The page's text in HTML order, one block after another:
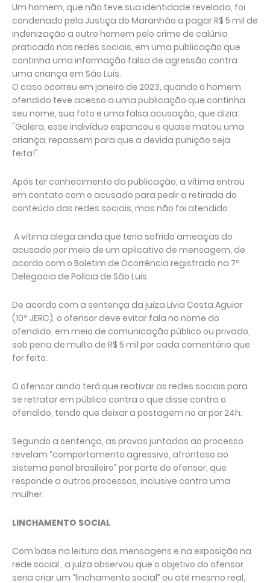
Um homem, que não teve sua identidade revelada, foi
condenado pela Justiça do Maranhão a pagar R$ 5 mil de
indenização a outro homem pelo crime de calúnia
praticado nas redes sociais, em uma publicação que
continha uma informação falsa de agressão contra
uma criança em São Luís.
O caso ocorreu em janeiro de 2023, quando o homem
ofendido teve acesso a uma publicação que continha
seu nome, sua foto e uma falsa acusação, que dizia:
"Galera, esse indivíduo espancou e quase matou uma
criança, repassem para que a devida punição seja
feita!".
Após ter conhecimento da publicação, a vítima entrou
em contato com o acusado para pedir a retirada do
conteúdo das redes sociais, mas não foi atendido.
A vítima alega ainda que teria sofrido ameaças do
acusado por meio de um aplicativo de mensagem, de
acordo com o Boletim de Ocorrência registrado na 7ª
Delegacia de Polícia de São Luís.
De acordo com a sentença da juíza Lívia Costa Aguiar
(10º JERC), o ofensor deve evitar fala no nome do
ofendido, em meio de comunicação público ou privado,
sob pena de multa de R$ 5 mil por cada comentário que
for feito.
O ofensor ainda terá que reativar as redes sociais para
se retratar em público contra o que disse contra o
ofendido, tendo que deixar a postagem no ar por 24h.
Segundo a sentença, as provas juntadas ao processo
revelam “comportamento agressivo, afrontoso ao
sistema penal brasileiro” por parte do ofensor, que
responde a outros processos, inclusive contra uma
mulher.
LINCHAMENTO SOCIAL
Com base na leitura das mensagens e na exposição na
rede social , a juíza observou que o objetivo do ofensor
seria criar um “linchamento social” ou até mesmo real,